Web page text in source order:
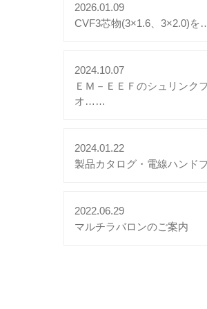
2026.01.09
CVF3芯物(3×1.6、3×2.0)
2024.10.07
ＥＭ－ＥＥＦのシュリンク
オ……
2024.01.22
製品カタログ・電線ハン
2022.06.29
マルチラバロンのご案内